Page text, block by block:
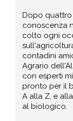
Dopo quattro
conoscenza
colto ogni
contadini
Agrario
con esperti
pronto per il
A alla Z, e
al biologico.